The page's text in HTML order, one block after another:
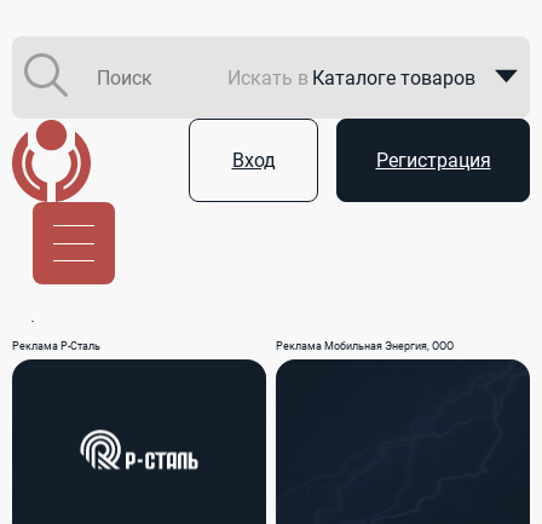
Искать в Каталоге товаров
Вход Регистрация
Реклама Р-Сталь Реклама Мобильная Энергия, ООО